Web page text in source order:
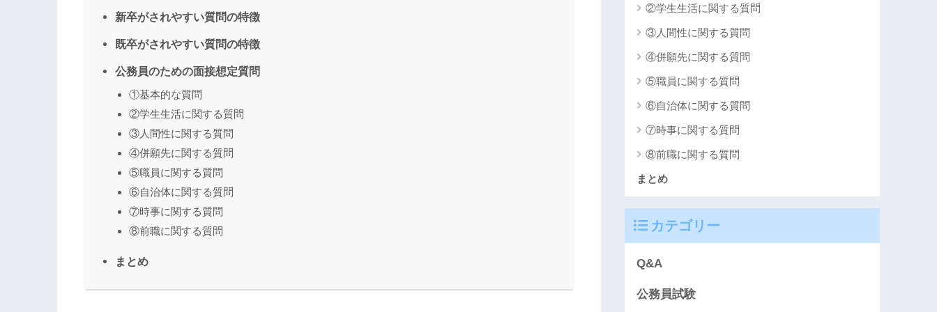
新卒がされやすい質問の特徴
既卒がされやすい質問の特徴
公務員のための面接想定質問
①基本的な質問
②学生生活に関する質問
③人間性に関する質問
④併願先に関する質問
⑤職員に関する質問
⑥自治体に関する質問
⑦時事に関する質問
⑧前職に関する質問
まとめ
②学生生活に関する質問
③人間性に関する質問
④併願先に関する質問
⑤職員に関する質問
⑥自治体に関する質問
⑦時事に関する質問
⑧前職に関する質問
まとめ
カテゴリー
Q&A
公務員試験